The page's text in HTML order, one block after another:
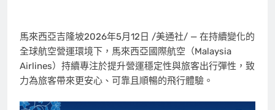
馬來西亞吉隆坡2026年5月12日 /美通社/ — 在持續變化的
全球航空營運環境下，馬來西亞國際航空（Malaysia
Airlines）持續專注於提升營運穩定性與旅客出行彈性，致
力為旅客帶來更安心、可靠且順暢的飛行體驗。